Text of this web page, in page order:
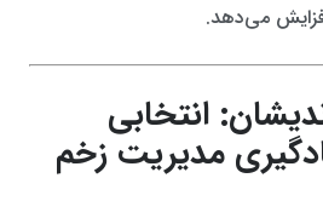
می‌دهد.
انتخابی
مدیریت زخم